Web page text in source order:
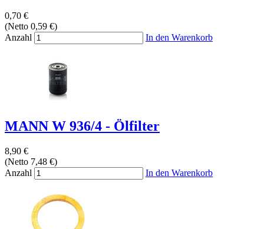
0,70 €
(Netto 0,59 €)
Anzahl
In den Warenkorb
MANN W 936/4 - Ölfilter
8,90 €
(Netto 7,48 €)
Anzahl
In den Warenkorb